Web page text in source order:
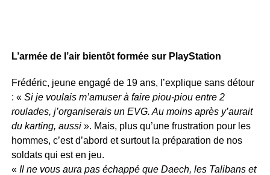
L’armée de l’air bientôt formée sur PlayStation
Frédéric, jeune engagé de 19 ans, l’explique sans détour
: « Si je voulais m’amuser à faire piou-piou entre 2
roulades, j’organiserais un EVG. Au moins après y’aurait
du karting, aussi». Mais, plus qu’une frustration pour les
hommes, c’est d’abord et surtout la préparation de nos
soldats qui est en jeu.
« Il ne vous aura pas échappé que Daech, les Talibans et